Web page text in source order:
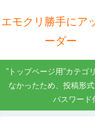
エモクリ勝手にア
ーダー
”トップページ用”カテゴ
なかったため、投稿形
パスワード